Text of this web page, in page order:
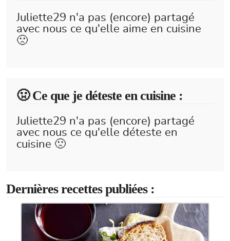
Juliette29 n'a pas (encore) partagé
avec nous ce qu'elle aime en cuisine
🙁
🤢 Ce que je déteste en cuisine :
Juliette29 n'a pas (encore) partagé
avec nous ce qu'elle déteste en
cuisine 🙁
Dernières recettes publiées :